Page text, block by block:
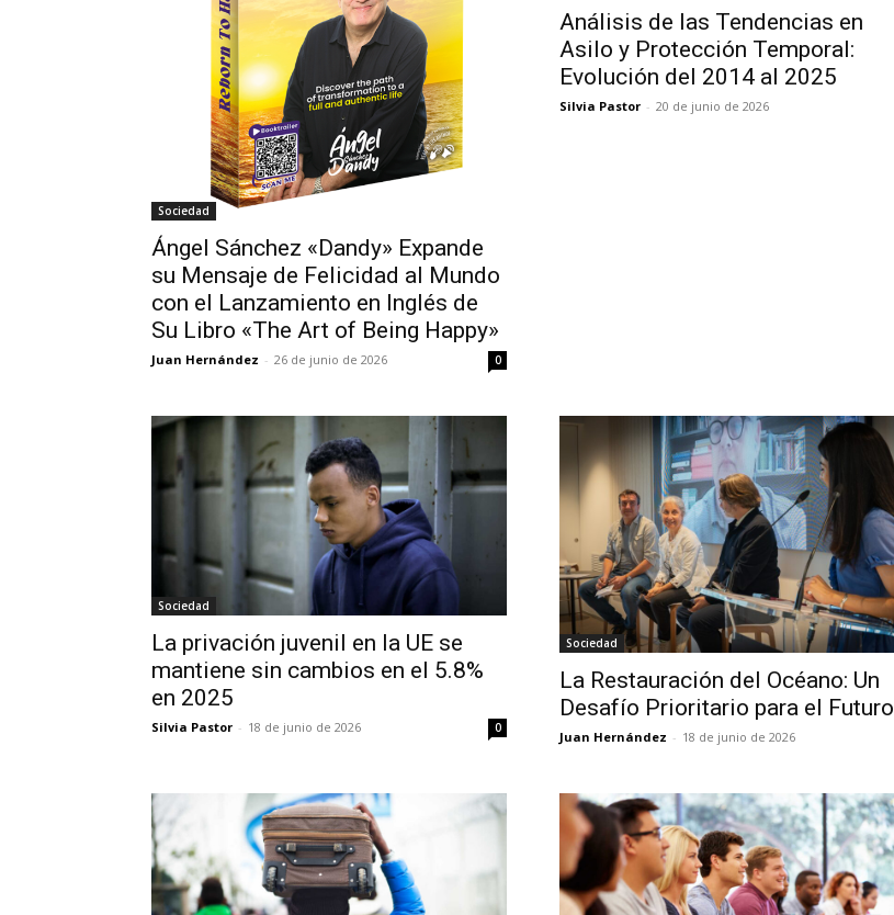
Sociedad
Ángel Sánchez «Dandy» Expande
su Mensaje de Felicidad al Mundo
con el Lanzamiento en Inglés de
Su Libro «The Art of Being Happy»
Juan Hernández - 26 de junio de 2026 0
Análisis de las Tendencias en
Asilo y Protección Temporal:
Evolución del 2014 al 2025
Silvia Pastor - 20 de junio de 2026
Sociedad
La privación juvenil en la UE se
mantiene sin cambios en el 5.8%
en 2025
Silvia Pastor - 18 de junio de 2026 0
Sociedad
La Restauración del Océano: Un
Desafío Prioritario para el Futuro
Juan Hernández - 18 de junio de 2026